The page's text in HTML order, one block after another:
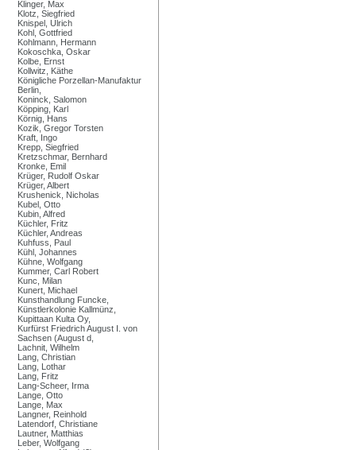
Klinger, Max
Klotz, Siegfried
Knispel, Ulrich
Kohl, Gottfried
Kohlmann, Hermann
Kokoschka, Oskar
Kolbe, Ernst
Kollwitz, Käthe
Königliche Porzellan-Manufaktur
Berlin,
Koninck, Salomon
Köpping, Karl
Körnig, Hans
Kozik, Gregor Torsten
Kraft, Ingo
Krepp, Siegfried
Kretzschmar, Bernhard
Kronke, Emil
Krüger, Rudolf Oskar
Krüger, Albert
Krushenick, Nicholas
Kubel, Otto
Kubin, Alfred
Küchler, Fritz
Küchler, Andreas
Kuhfuss, Paul
Kühl, Johannes
Kühne, Wolfgang
Kummer, Carl Robert
Kunc, Milan
Kunert, Michael
Kunsthandlung Funcke,
Künstlerkolonie Kallmünz,
Kupittaan Kulta Oy,
Kurfürst Friedrich August I. von
Sachsen (August d,
Lachnit, Wilhelm
Lang, Christian
Lang, Lothar
Lang, Fritz
Lang-Scheer, Irma
Lange, Otto
Lange, Max
Langner, Reinhold
Latendorf, Christiane
Lautner, Matthias
Leber, Wolfgang